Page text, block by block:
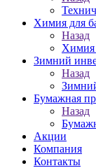
Химия для
Назад
Химия
Зимний
Назад
Бумажная
Назад
Акции
Компания
Контакты